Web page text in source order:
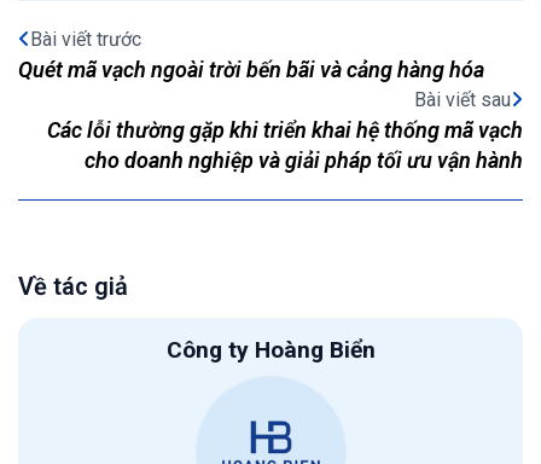
Bài viết trước
Quét mã vạch ngoài trời bến bãi và cảng hàng hóa
Bài viết sau
Các lỗi thường gặp khi triển khai hệ thống mã vạch
cho doanh nghiệp và giải pháp tối ưu vận hành
Về tác giả
Công ty Hoàng Biển